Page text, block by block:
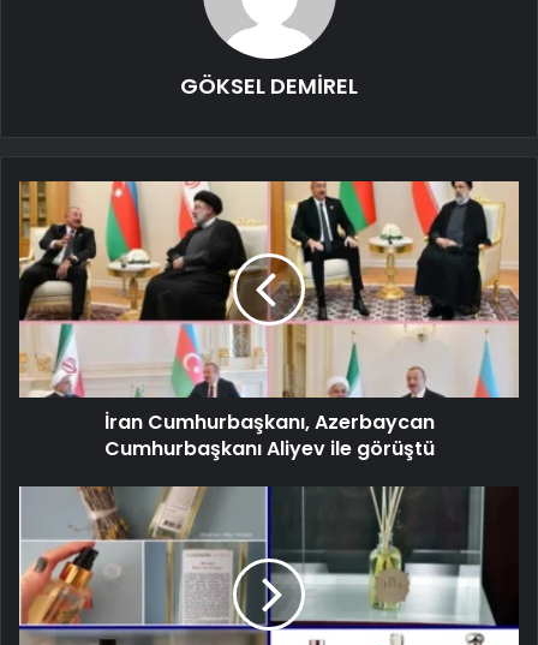
GÖKSEL DEMİREL
İran Cumhurbaşkanı, Azerbaycan
Cumhurbaşkanı Aliyev ile görüştü